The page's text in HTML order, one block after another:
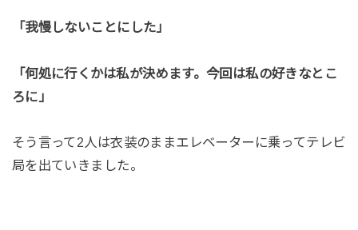
「我慢しないことにした」
「何処に行くかは私が決めます。今回は私の好きなとこ
ろに」
そう言って2人は衣装のままエレベーターに乗ってテレビ
局を出ていきました。